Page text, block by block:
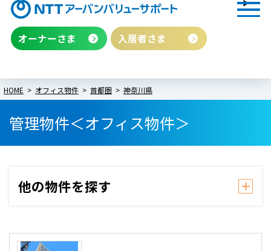
オーナーさま 入居者さま
HOME オフィス物件 首都圏 神奈川県
管理物件＜オフィス物件＞